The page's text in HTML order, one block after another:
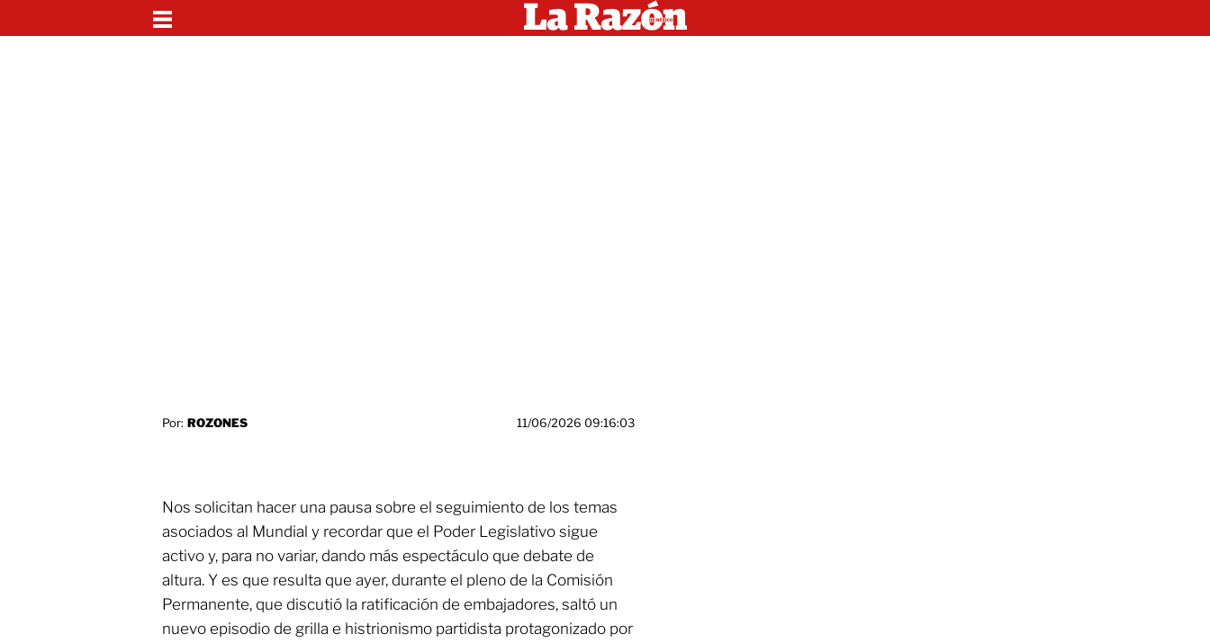
Por: ROZONES 11/06/2026 09:16:03
Nos solicitan hacer una pausa sobre el seguimiento de los temas
asociados al Mundial y recordar que el Poder Legislativo sigue
activo y, para no variar, dando más espectáculo que debate de
altura. Y es que resulta que ayer, durante el pleno de la Comisión
Permanente, que discutió la ratificación de embajadores, saltó un
nuevo episodio de grilla e histrionismo partidista protagonizado por